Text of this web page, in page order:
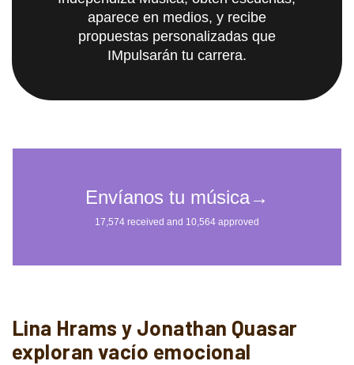
aparece en medios, y recibe
propuestas personalizadas que
IMpulsarán tu carrera.
Lina Hrams y Jonathan Quasar
exploran vacío emocional